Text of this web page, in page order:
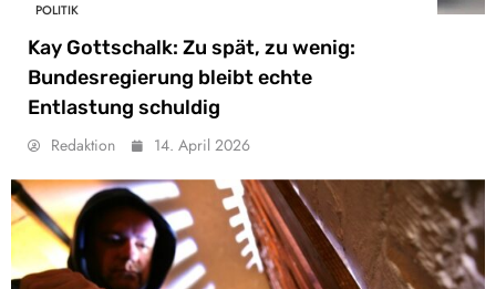
POLITIK
Kay Gottschalk: Zu spät, zu wenig:
Bundesregierung bleibt echte
Entlastung schuldig
Redaktion 14. April 2026